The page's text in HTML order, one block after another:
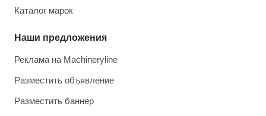
Каталог марок
Наши предложения
Реклама на Machineryline
Разместить объявление
Разместить баннер